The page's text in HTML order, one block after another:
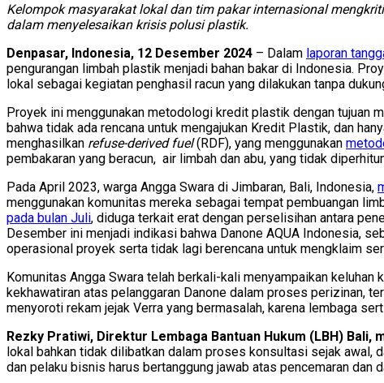
Kelompok masyarakat lokal dan tim pakar internasional
dalam menyelesaikan krisis polusi plastik.
Denpasar, Indonesia, 12 Desember 2024 – Dalam laporan
pengurangan limbah plastik menjadi bahan bakar di Indonesia.
lokal sebagai kegiatan penghasil racun yang dilakukan tanpa
Proyek ini menggunakan metodologi kredit plastik dengan tujuan
bahwa tidak ada rencana untuk mengajukan Kredit Plastik, dan
menghasilkan refuse-derived fuel(RDF), yang menggunakan
pembakaran yang beracun, air limbah dan abu, yang tidak
Pada April 2023, warga Angga Swara di Jimbaran, Bali, Indonesia,
menggunakan komunitas mereka sebagai tempat pembuangan
pada bulan Juli, diduga terkait erat dengan perselisihan antara
Desember ini menjadi indikasi bahwa Danone AQUA Indonesia,
operasional proyek serta tidak lagi berencana untuk mengklaim
Komunitas Angga Swara telah berkali-kali menyampaikan
kekhawatiran atas pelanggaran Danone dalam proses perizinan,
menyoroti rekam jejak Verra yang bermasalah, karena lembaga
Rezky Pratiwi, Direktur Lembaga Bantuan Hukum (LBH) Bali,
lokal bahkan tidak dilibatkan dalam proses konsultasi sejak awal,
dan pelaku bisnis harus bertanggung jawab atas pencemaran dan